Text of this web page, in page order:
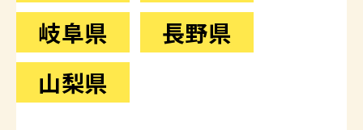
岐阜県
長野県
山梨県